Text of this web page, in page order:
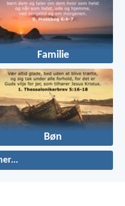
Familie
Bøn